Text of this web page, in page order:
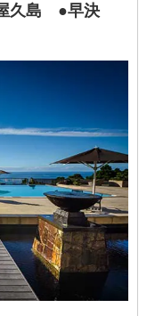
久島 ●早決